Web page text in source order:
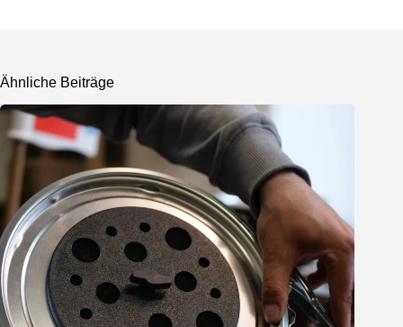
Ähnliche Beiträge